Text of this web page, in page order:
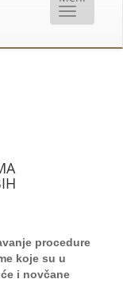
procedure
koje su u
i novčane